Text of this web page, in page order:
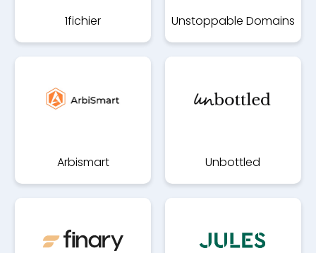
1fichier Unstoppable Domains
Arbismart Unbottled